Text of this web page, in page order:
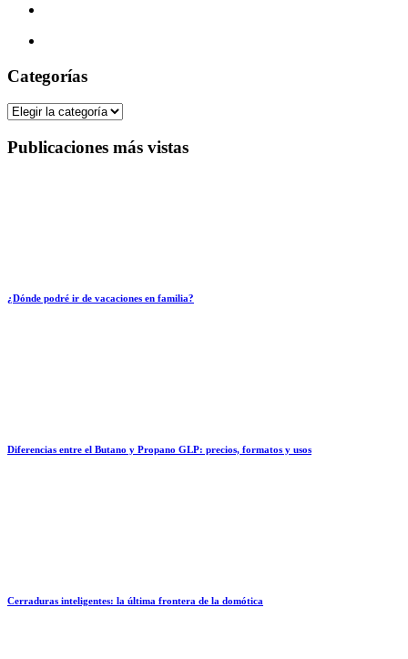
Categorías
Categorías
Publicaciones más vistas
¿Dónde podré ir de vacaciones en familia?
Diferencias entre el Butano y Propano GLP: precios, formatos y usos
Cerraduras inteligentes: la última frontera de la domótica